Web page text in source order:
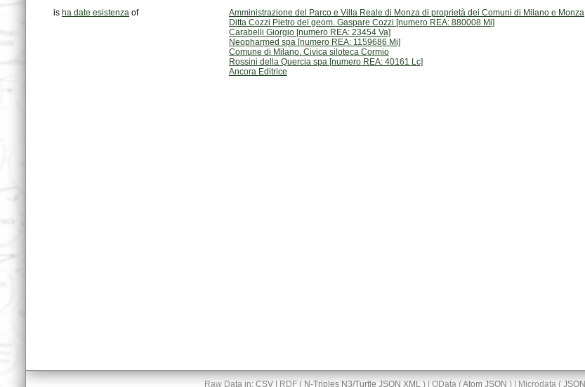
is ha date esistenza of
Amministrazione del Parco e Villa Reale di Monza di proprietà dei Comuni di Milano e Monza
Ditta Cozzi Pietro del geom. Gaspare Cozzi [numero REA: 880008 Mi]
Carabelli Giorgio [numero REA: 23454 Va]
Neopharmed spa [numero REA: 1159686 Mi]
Comune di Milano. Civica siloteca Cormio
Rossini della Quercia spa [numero REA: 40161 Lc]
Ancora Editrice
Raw Data in: CSV| RDF ( N-Triples N3/Turtle JSON XML) | OData (Atom JSON ) | Microdata ( JSON